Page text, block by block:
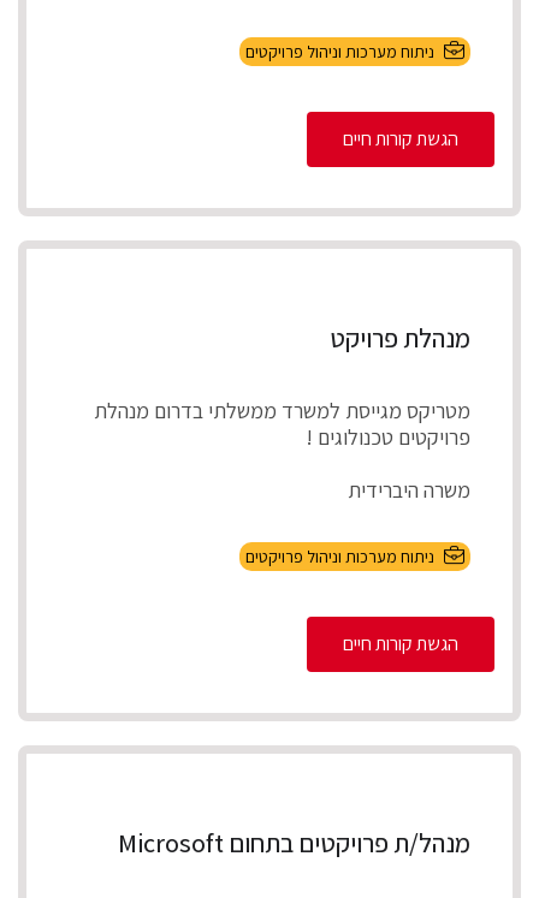
ניתוח מערכות וניהול פרויקטים
הגשת קורות חיים
מנהלת פרויקט
מטריקס מגייסת למשרד ממשלתי בדרום מנהלת
פרויקטים טכנולוגים !
משרה היברידית
תיאור התפקיד
והטמע...
ניתוח מערכות וניהול פרויקטים
הגשת קורות חיים
מנהל/ת פרויקטים בתחום Microsoft